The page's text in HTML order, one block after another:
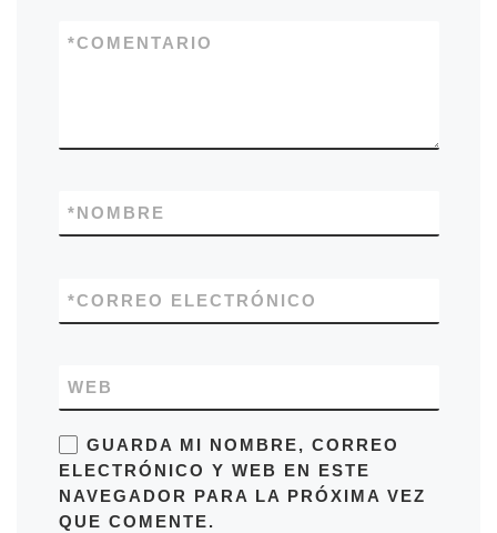
COMENTARIO
*
NOMBRE
*
CORREO ELECTRÓNICO
*
WEB
GUARDA MI NOMBRE, CORREO
ELECTRÓNICO Y WEB EN ESTE
NAVEGADOR PARA LA PRÓXIMA VEZ
QUE COMENTE.